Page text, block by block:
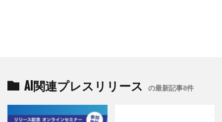
AI関連プレスリリース の最新記事8件